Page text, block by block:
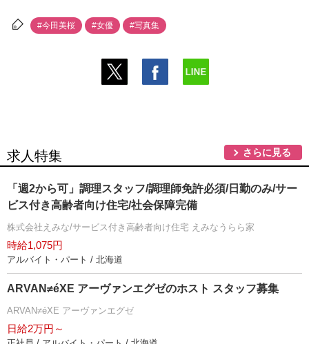
#今田美桜 #女優 #写真集
求人特集 さらに見る
「週2から可」調理スタッフ/調理師免許必須/日勤のみ/サー
ビス付き高齢者向け住宅/社会保障完備
株式会社えみな/サービス付き高齢者向け住宅 えみなうらら家
時給1,075円
アルバイト・パート / 北海道
ARVAN≠éXE アーヴァンエグゼのホスト スタッフ募集
ARVAN≠éXE アーヴァンエグゼ
日給2万円～